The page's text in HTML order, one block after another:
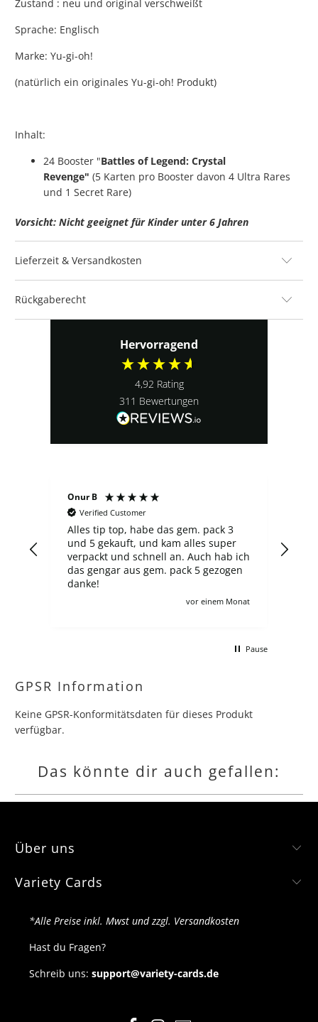
Zustand : neu und original verschweißt
Sprache: Englisch
Marke: Yu-gi-oh!
(natürlich ein originales Yu-gi-oh! Produkt)
Inhalt:
24 Booster "Battles of Legend: Crystal
Revenge"(5 Karten pro Booster davon 4 Ultra Rares
und 1 Secret Rare)
Vorsicht: Nicht geeignet für Kinder unter 6 Jahren
Lieferzeit & Versandkosten
Rückgaberecht
Hervorragend
4,92 Rating
311 Bewertungen
Onur B
Verified Customer
Alles tip top, habe das gem. pack 3
und 5 gekauft, und kam alles super
verpackt und schnell an. Auch hab ich
das gengar aus gem. pack 5 gezogen
danke!
vor einem Monat
Pause
GPSR Information
Keine GPSR-Konformitätsdaten für dieses Produkt
verfügbar.
Das könnte dir auch gefallen:
Über uns
Variety Cards
*Alle Preise inkl. Mwst und zzgl. Versandkosten
Hast du Fragen?
Schreib uns: support@variety-cards.de